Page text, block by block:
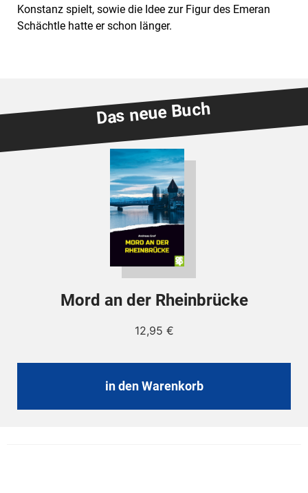
Konstanz spielt, sowie die Idee zur Figur des Emeran
Schächtle hatte er schon länger.
Das neue Buch
Mord an der Rheinbrücke
12,95 €
in den Warenkorb